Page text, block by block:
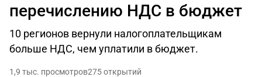
перечислению НДС в бюджет
10 регионов вернули налогоплательщикам
больше НДС, чем уплатили в бюджет.
1,9 тыс. просмотров275 открытий